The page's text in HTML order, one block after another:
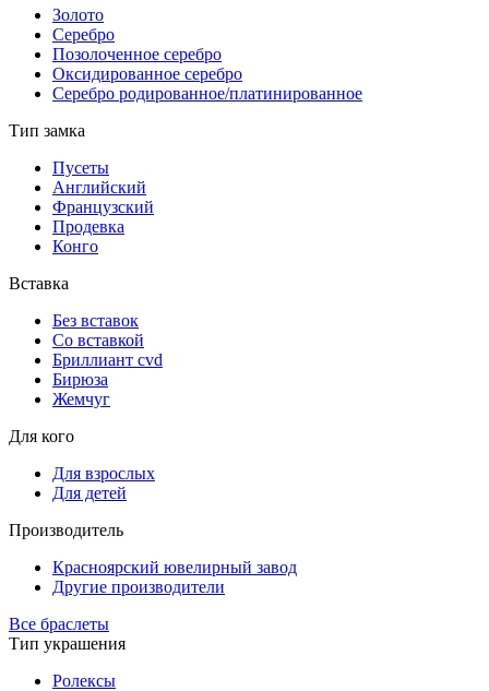
Золото
Серебро
Позолоченное серебро
Оксидированное серебро
Серебро родированное/платинированное
Тип замка
Пусеты
Английский
Французский
Продевка
Конго
Вставка
Без вставок
Со вставкой
Бриллиант cvd
Бирюза
Жемчуг
Для кого
Для взрослых
Для детей
Производитель
Красноярский ювелирный завод
Другие производители
Все браслеты
Тип украшения
Ролексы